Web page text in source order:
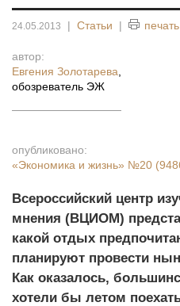
24.05.2013 | Статьи | печать
автор:
Евгения Золотарева
обозреватель ЭЖ
опубликовано:
«Экономика и жизнь» №20
Всероссийский центр
мнения (ВЦИОМ)
какой отдых
планируют провести
Как оказалось,
хотели бы летом